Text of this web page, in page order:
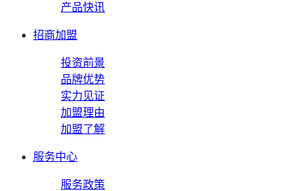
产品快讯
招商加盟
投资前景
品牌优势
实力见证
加盟理由
加盟了解
服务中心
服务政策